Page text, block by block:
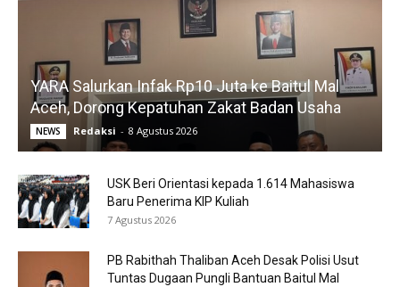
YARA Salurkan Infak Rp10 Juta ke Baitul Mal
Aceh, Dorong Kepatuhan Zakat Badan Usaha
NEWS Redaksi - 8 Agustus 2026
USK Beri Orientasi kepada 1.614 Mahasiswa
Baru Penerima KIP Kuliah
7 Agustus 2026
PB Rabithah Thaliban Aceh Desak Polisi Usut
Tuntas Dugaan Pungli Bantuan Baitul Mal